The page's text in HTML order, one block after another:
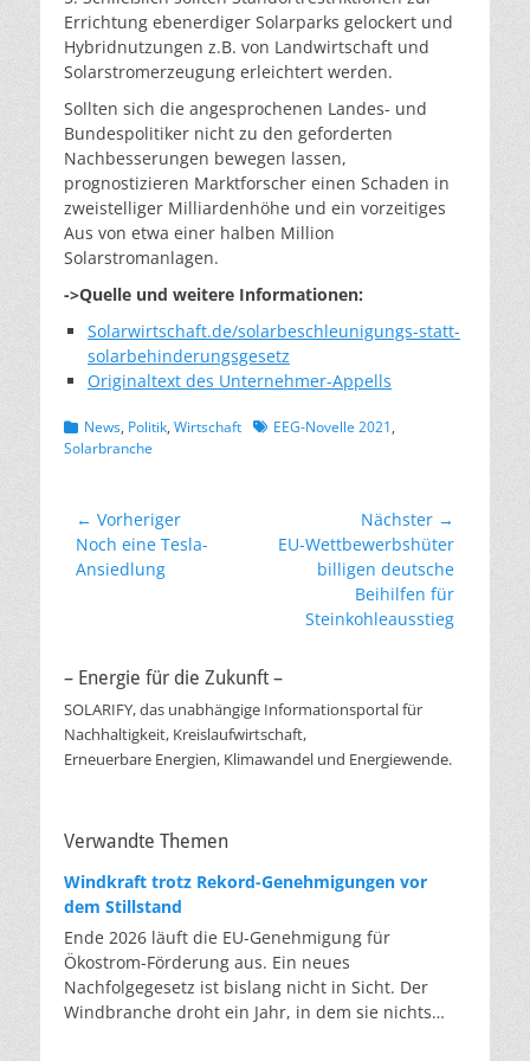
Errichtung ebenerdiger Solarparks gelockert und
Hybridnutzungen z.B. von Landwirtschaft und
Solarstromerzeugung erleichtert werden.
Sollten sich die angesprochenen Landes- und
Bundespolitiker nicht zu den geforderten
Nachbesserungen bewegen lassen,
prognostizieren Marktforscher einen Schaden in
zweistelliger Milliardenhöhe und ein vorzeitiges
Aus von etwa einer halben Million
Solarstromanlagen.
->Quelle und weitere Informationen:
Solarwirtschaft.de/solarbeschleunigungs-statt-
solarbehinderungsgesetz
Originaltext des Unternehmer-Appells
Kategorien
News, Politik, Wirtschaft Schlagworte
EEG-Novelle 2021,
Solarbranche
Beitragsnavigation
← Vorheriger
Vorheriger
Beitrag:
Noch eine Tesla-
Ansiedlung
Nächster →
Nächster
Beitrag:
EU-Wettbewerbshüter
billigen deutsche
Beihilfen für
Steinkohleausstieg
– Energie für die Zukunft –
SOLARIFY, das unabhängige Informationsportal für
Nachhaltigkeit, Kreislaufwirtschaft,
Erneuerbare Energien, Klimawandel und Energiewende.
Verwandte Themen
Windkraft trotz Rekord-Genehmigungen vor
dem Stillstand
Ende 2026 läuft die EU-Genehmigung für
Ökostrom-Förderung aus. Ein neues
Nachfolgegesetz ist bislang nicht in Sicht. Der
Windbranche droht ein Jahr, in dem sie nichts